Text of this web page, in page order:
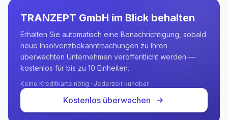
TRANZEPT GmbH im Blick behalten
Erhalten Sie automatisch eine Benachrichtigung, sobald
neue Insolvenzbekanntmachungen zu Ihren
überwachten Unternehmen veröffentlicht werden —
kostenlos für bis zu 10 Einheiten.
Keine Kreditkarte nötig · Jederzeit kündbar
Kostenlos überwachen